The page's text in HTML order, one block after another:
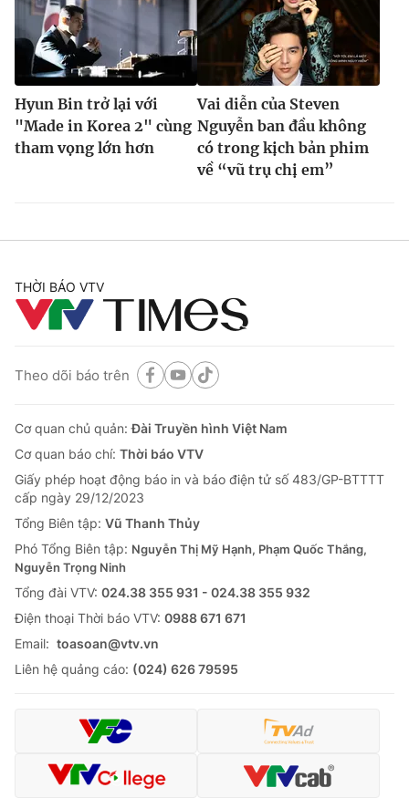
Hyun Bin trở lại với
"Made in Korea 2" cùng
tham vọng lớn hơn
Vai diễn của Steven
Nguyễn ban đầu không
có trong kịch bản phim
về “vũ trụ chị em”
THỜI BÁO VTV
Theo dõi báo trên
Cơ quan chủ quản:Đài Truyền hình Việt Nam
Cơ quan báo chí: Thời báo VTV
Giấy phép hoạt động báo in và báo điện tử số 483/GP-BTTTT
cấp ngày 29/12/2023
Tổng Biên tập: Vũ Thanh Thủy
Phó Tổng Biên tập: Nguyễn Thị Mỹ Hạnh, Phạm Quốc Thắng,
Nguyễn Trọng Ninh
Tổng đài VTV: 024.38 355 931 - 024.38 355 932
Ðiện thoại Thời báo VTV: 0988 671 671
Email: toasoan@vtv.vn
Liên hệ quảng cáo: (024) 626 79595